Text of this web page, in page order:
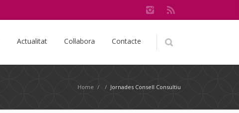
Actualitat Col·labora Contacte
Home / / Jornades Consell Consultiu